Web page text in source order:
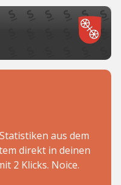
aus dem
direkt in deinen
2 Klicks. Noice.